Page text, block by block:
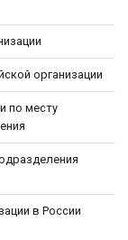
организации
по месту
в России